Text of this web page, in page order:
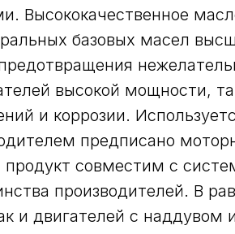
Высококачественное
базовых масел
высокой мощности,
и коррозии.
предписано
продукт совместим с
производителей. В
и двигателей с